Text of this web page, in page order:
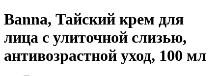
Banna, Тайский крем для
лица с улиточной слизью,
антивозрастной уход, 100 мл